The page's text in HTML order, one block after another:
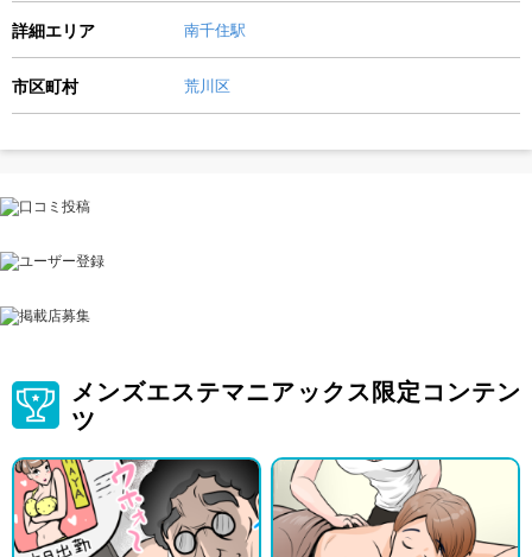
詳細エリア 南千住駅
市区町村 荒川区
メンズエステマニアックス限定コンテン
ツ